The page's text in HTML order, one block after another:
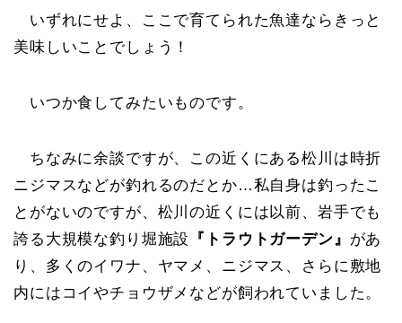
いずれにせよ、ここで育てられた魚達ならきっと
美味しいことでしょう！
いつか食してみたいものです。
ちなみに余談ですが、この近くにある松川は時折
ニジマスなどが釣れるのだとか…私自身は釣ったこ
とがないのですが、松川の近くには以前、岩手でも
誇る大規模な釣り堀施設
『トラウトガーデン』 があ
り、多くのイワナ、ヤマメ、ニジマス、さらに敷地
内にはコイやチョウザメなどが飼われていました。